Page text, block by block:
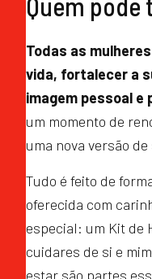
Todas as
vida, fortalecer a
imagem pessoal
um momento de
uma nova versão
Tudo é feito de
oferecida com
especial: um Kit de
cuidares de si e
estar são partes